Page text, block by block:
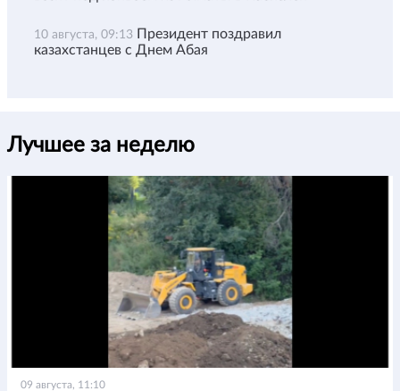
10 августа, 09:13 Президент поздравил
казахстанцев с Днем Абая
Лучшее за неделю
09 августа, 11:10